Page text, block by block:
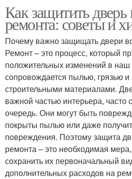
Как защитить дверь
ремонта: советы и
Почему важно защищать двери
Ремонт – это процесс, который
положительных изменений в
сопровождается пылью, грязью
строительными материалами.
важной частью интерьера, часто
очередь. Они могут быть
покрыты пылью или даже
повреждения. Поэтому защита
ремонта – это необходимая
сохранить их первоначальный
дополнительных расходов на